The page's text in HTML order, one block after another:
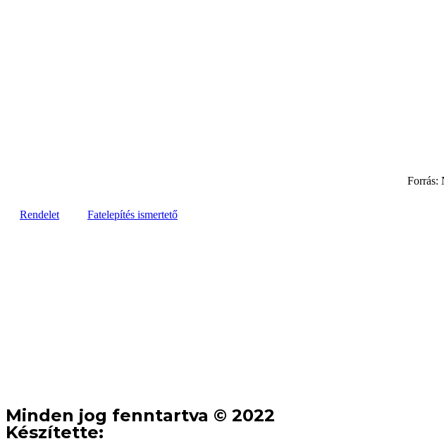
Forrás:
Rendelet Fatelepítés ismertető
Minden jog fenntartva © 2022
Készítette: